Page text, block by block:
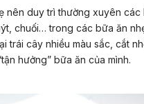
nên duy trì thường xuyên các
chuối… trong các bữa ăn
trái cây nhiều màu sắc, cắt
hưởng” bữa ăn của mình.